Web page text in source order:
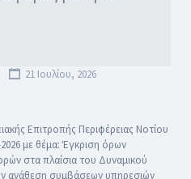
21 Ιουλίου, 2026
Επιτροπής Περιφέρειας Νοτίου
με θέμα: Έγκριση όρων
στα πλαίσια του Δυναμικού
ανάθεση συμβάσεων υπηρεσιών